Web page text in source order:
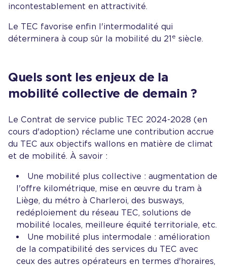
incontestablement en attractivité.
Le TEC favorise enfin l'intermodalité qui
déterminera à coup sûr la mobilité du 21 e siècle.
Quels sont les enjeux de la
mobilité collective de demain ?
Le Contrat de service public TEC 2024-2028 (en
cours d'adoption) réclame une contribution accrue
du TEC aux objectifs wallons en matière de climat
et de mobilité. À savoir :
Une mobilité plus collective : augmentation de
l'offre kilométrique, mise en œuvre du tram à
Liège, du métro à Charleroi, des busways,
redéploiement du réseau TEC, solutions de
mobilité locales, meilleure équité territoriale, etc.
Une mobilité plus intermodale : amélioration
de la compatibilité des services du TEC avec
ceux des autres opérateurs en termes d'horaires,